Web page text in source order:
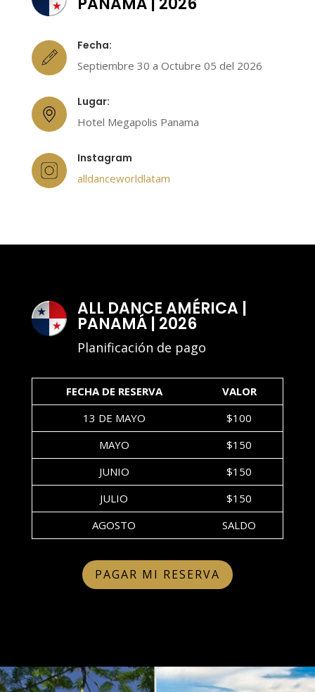
Fecha:
Septiembre 30 a Octubre 05 del 2026
Lugar:
Hotel Megapolis Panama
Instagram
alldanceworldlatam
ALL DANCE AMÉRICA |
PANAMÁ | 2026
Planificación de pago
FECHA DE RESERVA
VALOR
13 DE MAYO
$100
MAYO
$150
JUNIO
$150
JULIO
$150
AGOSTO
SALDO
PAGAR MI RESERVA